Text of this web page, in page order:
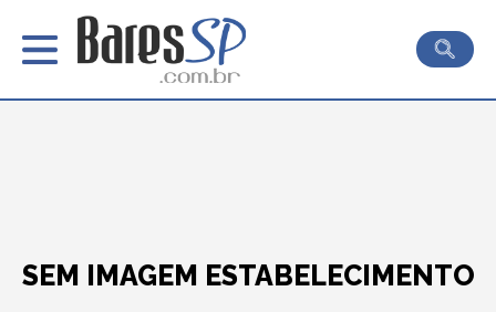
SEM IMAGEM ESTABELECIMENTO